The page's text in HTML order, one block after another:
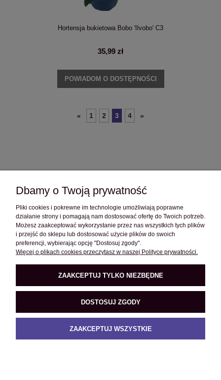
Hortensja bukietowa Bobo 'Ilvobo' C3
35,99 zł
POWIADOM O DOSTĘPNOŚCI
« 1 2 3 4 »
OBSŁUGA KLIENTA
POMOC
O FIRMIE
PRODUKTY
Dbamy o Twoją prywatność
Pliki cookies i pokrewne im technologie umożliwiają poprawne
działanie strony i pomagają nam dostosować ofertę do Twoich potrzeb.
Możesz zaakceptować wykorzystanie przez nas wszystkich tych plików
i przejść do sklepu lub dostosować użycie plików do swoich
preferencji, wybierając opcję "Dostosuj zgody".
Więcej o plikach cookies przeczytasz w naszej Polityce prywatności.
ZAAKCEPTUJ TYLKO NIEZBĘDNE
DOSTOSUJ ZGODY
ZAAKCEPTUJ WSZYSTKIE